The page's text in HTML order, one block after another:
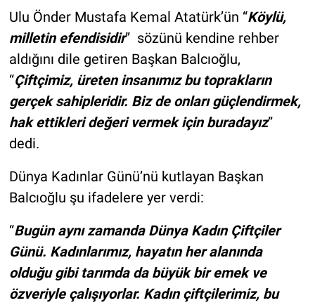
Ulu Önder Mustafa Kemal Atatürk’ün “Köylü,
milletin efendisidir” sözünü kendine rehber
aldığını dile getiren Başkan Balcıoğlu,
“Çiftçimiz, üreten insanımız bu toprakların
gerçek sahipleridir. Biz de onları güçlendirmek,
hak ettikleri değeri vermek için buradayız”
dedi.
Dünya Kadınlar Günü’nü kutlayan Başkan
Balcıoğlu şu ifadelere yer verdi:
“Bugün aynı zamanda Dünya Kadın Çiftçiler
Günü. Kadınlarımız, hayatın her alanında
olduğu gibi tarımda da büyük bir emek ve
özveriyle çalışıyorlar. Kadın çiftçilerimiz, bu